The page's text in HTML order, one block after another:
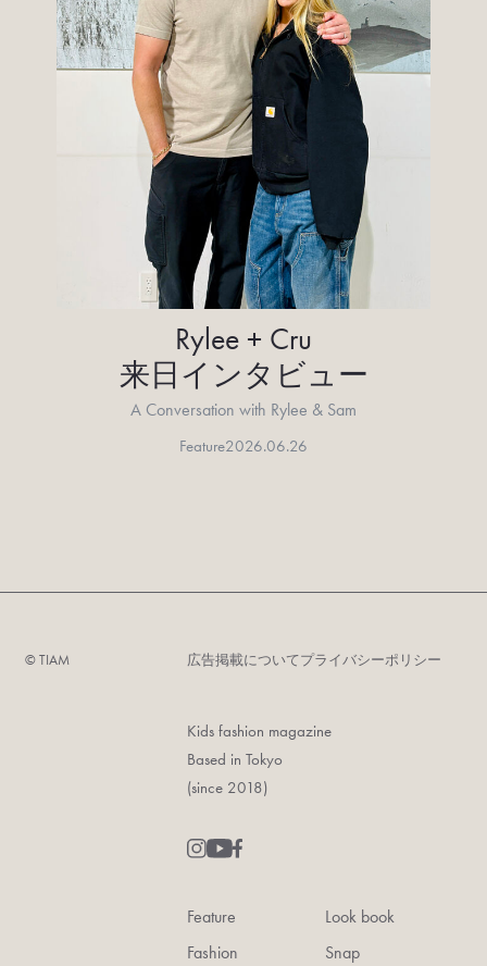
Rylee + Cru
来日インタビュー
A Conversation with Rylee & Sam
Feature2026.06.26
©︎ TIAM 広告掲載についてプライバシーポリシー
Kids fashion magazine
Based in Tokyo
(since 2018)
Feature
Fashion
Look book
Snap